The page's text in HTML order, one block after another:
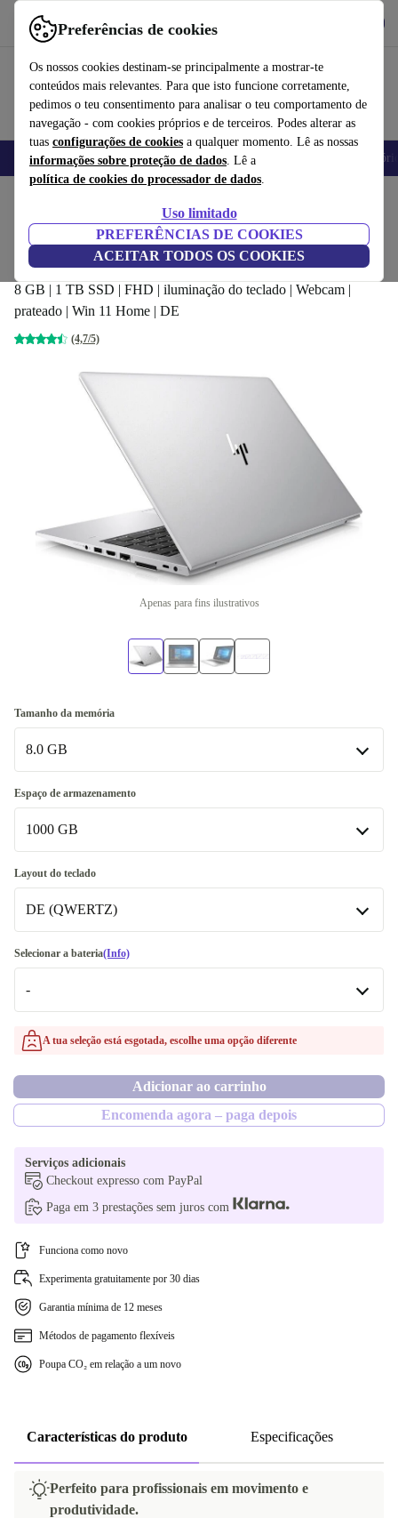
Preferências de cookies
Os nossos cookies destinam-se principalmente a mostrar-te
conteúdos mais relevantes. Para que isto funcione corretamente,
pedimos o teu consentimento para analisar o teu comportamento de
navegação - com cookies próprios e de terceiros. Podes alterar as
tuas configurações de cookies a qualquer momento. Lê as nossas
informações sobre proteção de dados. Lê a
política de cookies do processador de dados.
Uso limitado
PREFERÊNCIAS DE COOKIES
ACEITAR TODOS OS COOKIES
Use o refurbed de forma rápida e fácil
Telemóveis Computadores Portáteis Tablets
HP EliteBook 850 G6 | i5-8365U | 15.6-
polegadas
8 GB | 1 TB SSD | FHD | iluminação do teclado | Webcam |
prateado | Win 11 Home | DE
(4,7/5)
Apenas para fins ilustrativos
Tamanho da memória
8.0 GB
8.0 GB
Disponível noutras configurações
16.0 GB
32.0 GB
Espaço de armazenamento
1000 GB
1000 GB
Disponível noutras configurações
256 GB
Layout do teclado
DE (QWERTZ)
DE (QWERTZ)
UK (QWERTY)
Selecionar a bateria(Info)
-
-
Ótimo
A tua seleção está esgotada, escolhe uma opção diferente
Adicionar ao carrinho
Encomenda agora – paga depois
Serviços adicionais
Checkout expresso com PayPal
Paga em 3 prestações sem juros com
Funciona como novo
Experimenta gratuitamente por 30 dias
Garantia mínima de 12 meses
Métodos de pagamento flexíveis
Poupa CO₂ em relação a um novo
Características do produto Especificações
Perfeito para profissionais em movimento e
produtividade.